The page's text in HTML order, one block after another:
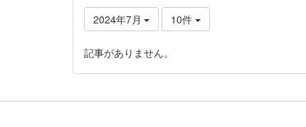
2024年7月 10件
記事がありません。